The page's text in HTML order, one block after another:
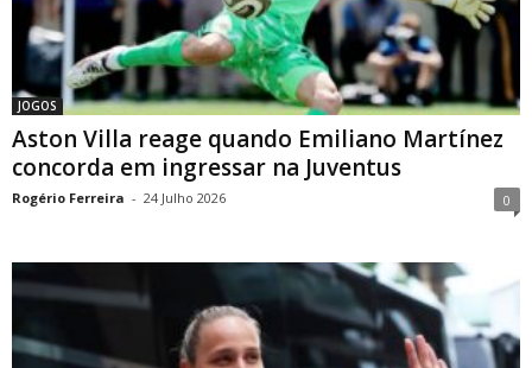
JOGOS
Aston Villa reage quando Emiliano Martínez
concorda em ingressar na Juventus
Rogério Ferreira - 24 Julho 2026 0